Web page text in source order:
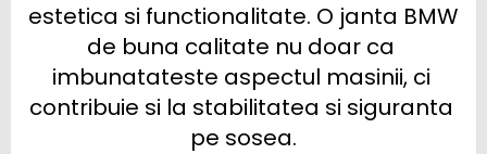
estetica si functionalitate. O janta BMW
de buna calitate nu doar ca
imbunatateste aspectul masinii, ci
contribuie si la stabilitatea si siguranta
pe sosea.